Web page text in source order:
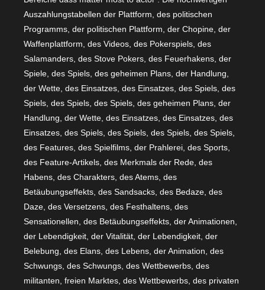
Auszahlungstabellen der Plattform, des politischen
Programms, der politischen Plattform, der Chopine, der
Waffenplattform, des Videos, des Pokerspiels, des
Salamanders, des Stove Pokers, des Feuerhakens, der
Spiele, des Spiels, des geheimen Plans, der Handlung,
der Wette, des Einsatzes, des Einsatzes, des Spiels, des
Spiels, des Spiels, des Spiels, des geheimen Plans, der
Handlung, der Wette, des Einsatzes, des Einsatzes, des
Einsatzes, des Spiels, des Spiels, des Spiels, des Spiels,
des Features, des Spielfilms, der Prahlerei, des Sports,
des Feature-Artikels, des Merkmals der Rede, des
Habens, des Charakters, des Atems, des
Betäubungseffekts, des Sandsacks, des Bedaze, des
Daze, des Versetzens, des Festhaltens, des
Sensationellen, des Betäubungseffekts, der Animationen,
der Lebendigkeit, der Vitalität, der Lebendigkeit, der
Belebung, des Elans, des Lebens, der Animation, des
Schwungs, des Schwungs, des Wettbewerbs, des
militanten, freien Marktes, des Wettbewerbs, des privaten